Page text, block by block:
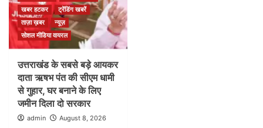
खबर हटकर
ट्रेंडिंग खबरें
ताज़ा ख़बर
न्यूज़
सोशल मीडिया वायरल
उत्तराखंड के सबसे बड़े आयकर
दाता ऋषभ पंत की सीएम धामी
से गुहार, घर बनाने के लिए
जमीन दिला दो सरकार
admin August 8, 2026